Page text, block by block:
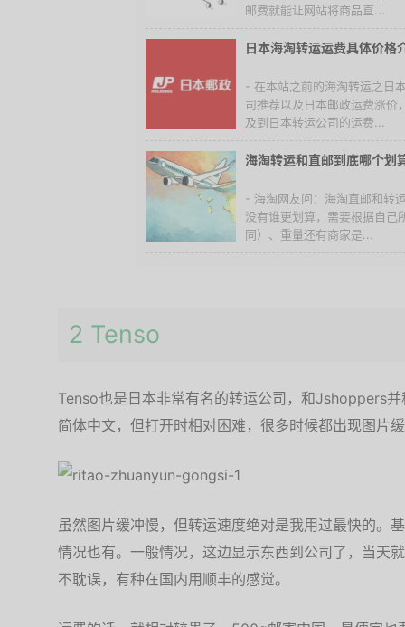
邮费就能让网站将商品直...
日本海淘转运运费具体价格
- 在本站之前的海淘转运之日
司推荐以及日本邮政运费涨价
及到日本转运公司的运费...
海淘转运和直邮到底哪个划
- 海淘网友问：海淘直邮和转
没有谁更划算，需要根据自己
同）、重量还有商家是...
2 Tenso
Tenso也是日本非常有名的转运公司，和Jshoppers
简体中文，但打开时相对困难，很多时候都出现图片
虽然图片缓冲慢，但转运速度绝对是我用过最快的。
情况也有。一般情况，这边显示东西到公司了，当天
不耽误，有种在国内用顺丰的感觉。